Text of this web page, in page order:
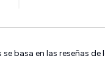
basa en las reseñas